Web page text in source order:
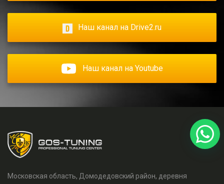
Наш канал на Drive2.ru
Наш канал на Youtube
Московская область, Домодедовский район, деревня